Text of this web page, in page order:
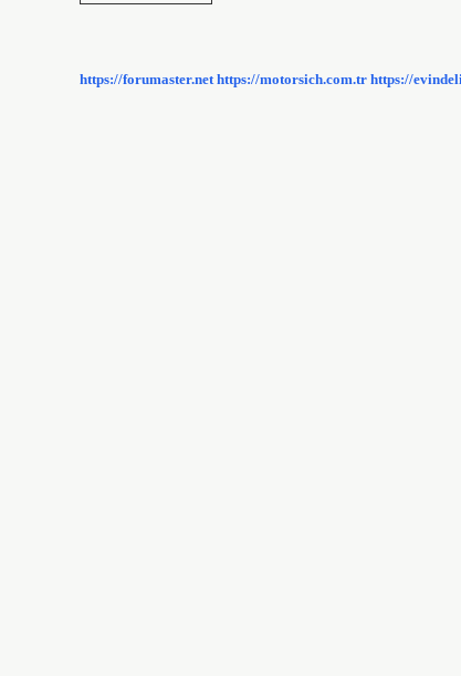
Edildi
https://forumaster.net https://motorsich.com.tr https://